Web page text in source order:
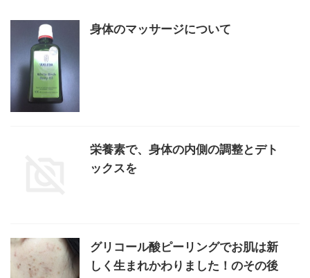
身体のマッサージについて
栄養素で、身体の内側の調整とデト
ックスを
グリコール酸ピーリングでお肌は新
しく生まれかわりました！のその後